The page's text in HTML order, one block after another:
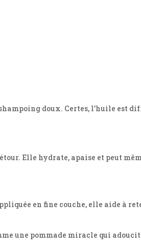
doux. Certes, l’huile est
Elle hydrate, apaise et peut
en fine couche, elle aide à
une pommade miracle qui